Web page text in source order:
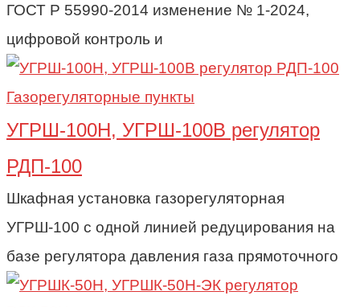
ГОСТ Р 55990-2014 изменение № 1-2024,
цифровой контроль и
Газорегуляторные пункты
УГРШ-100Н, УГРШ-100В регулятор
РДП-100
Шкафная установка газорегуляторная
УГРШ-100 с одной линией редуцирования на
базе регулятора давления газа прямоточного